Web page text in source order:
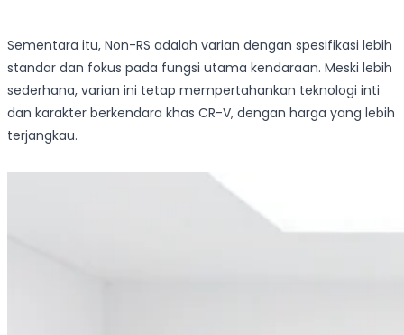
Sementara itu, Non-RS adalah varian dengan spesifikasi lebih
standar dan fokus pada fungsi utama kendaraan. Meski lebih
sederhana, varian ini tetap mempertahankan teknologi inti
dan karakter berkendara khas CR-V, dengan harga yang lebih
terjangkau.